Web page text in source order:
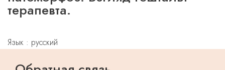
терапевта.
Язык : русский